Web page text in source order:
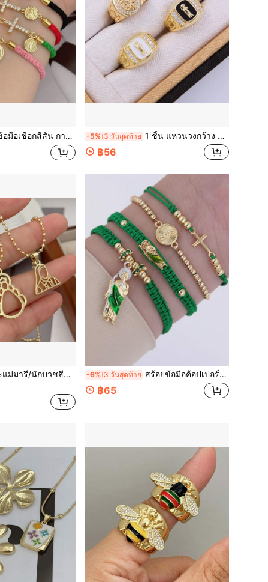
กต์ เครื่องประดับทางศาสนาสำหรับผู้ชายและผู้หญิง เหมาะสำหรับสวมใส่ประจำวัน/ของขวัญ -5% 3 วันสุดท้าย 1 ชิ้น แหวนวงกว้าง CZ/น้ำมันหยดรูปทูตประจำพระคุณเจ้าสำหรับสวมใส่ประจำวันและเป็นของขวัญ
฿56
1 ชิ้น สร้อยคอจี้พระแม่มารี/นักบวชสีทองแบบมินิมอลกลวง เหมาะสำหรับผู้เชื่อสวมใส่ประจำวัน/ของขวัญ
-6% 3 วันสุดท้าย สร้อยข้อมือค้อปเปอร์ชุบทองคำ 18K ดีไซน์ด้วยมือ สีเขียว ลวดลายกางเขน เครื่องหมายศาสนา เซนต์จูด ปรับขนาดได้ เหมาะสำหรับสวมใส่ทุกวัน ยูนิเซ็กซ์ สามารถใส่ซ้อนกันได้ ของขวัญเหมาะสำหรับสามี/พ่อ/ครอบครัว/เพื่อน
฿65